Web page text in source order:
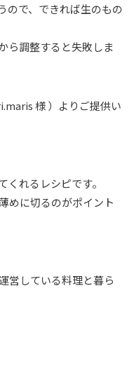
ので、できれば生のもの
ら調整すると失敗しま
様 ）よりご提供い
くれるレシピです。
めに切るのがポイント
営している料理と暮ら